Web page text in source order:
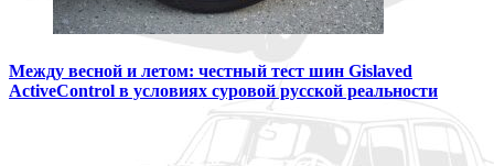
Между весной и летом: честный тест шин Gislaved
ActiveControl в условиях суровой русской реальности